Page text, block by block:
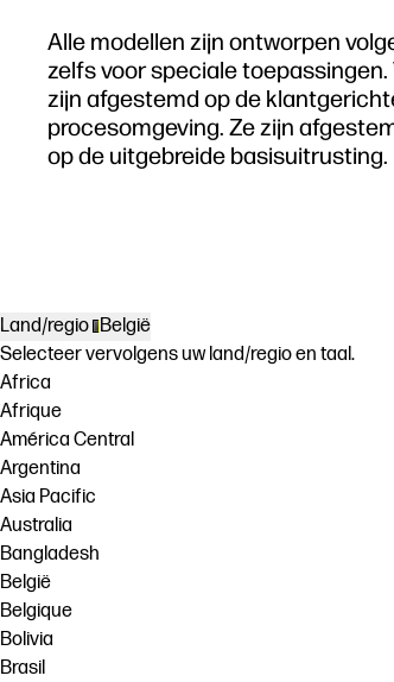
Alle modellen zijn ontworpen
zelfs voor speciale
zijn afgestemd op de
procesomgeving. Ze zijn
op de uitgebreide basisuitrusting.
Land/regio België
Selecteer vervolgens uw land/regio en taal.
Africa
Afrique
América Central
Argentina
Asia Pacific
Australia
Bangladesh
België
Belgique
Bolivia
Brasil